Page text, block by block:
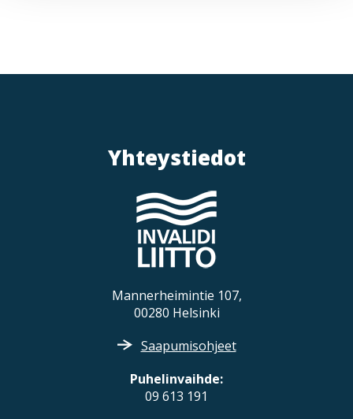
Yhteystiedot
Mannerheimintie 107,
00280 Helsinki
Saapumisohjeet
Puhelinvaihde:
09 613 191